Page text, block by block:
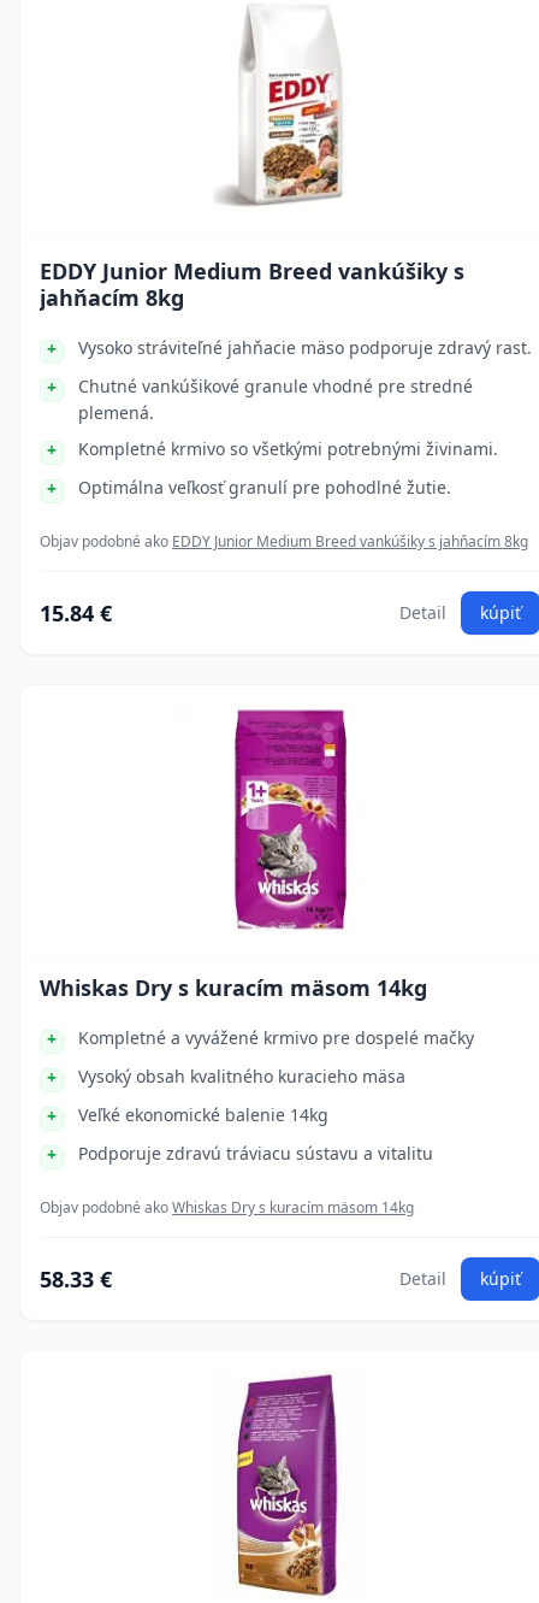
EDDY Junior Medium Breed vankúšiky s
jahňacím 8kg
Vysoko stráviteľné jahňacie mäso podporuje zdravý rast.
Chutné vankúšikové granule vhodné pre stredné
plemená.
Kompletné krmivo so všetkými potrebnými živinami.
Optimálna veľkosť granulí pre pohodlné žutie.
Objav podobné ako EDDY Junior Medium Breed vankúšiky s jahňacím 8kg
15.84 € Detail kúpiť
Whiskas Dry s kuracím mäsom 14kg
Kompletné a vyvážené krmivo pre dospelé mačky
Vysoký obsah kvalitného kuracieho mäsa
Veľké ekonomické balenie 14kg
Podporuje zdravú tráviacu sústavu a vitalitu
Objav podobné akoWhiskas Dry s kuracím mäsom 14kg
58.33 € Detail kúpiť